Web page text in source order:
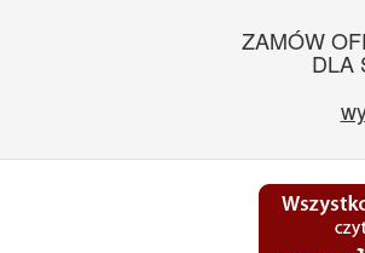
ZAMÓW
DLA